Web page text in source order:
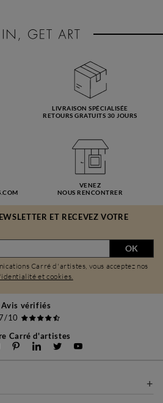
LIVRAISON SPÉCIALISÉE
RETOURS GRATUITS 30 JOURS
VENEZ
NOUS RENCONTRER
ET RECEVEZ VOTRE
OK
Carré d'artistes, vous acceptez nos
et cookies.
Avis vérifiés
10
Carré d'artistes